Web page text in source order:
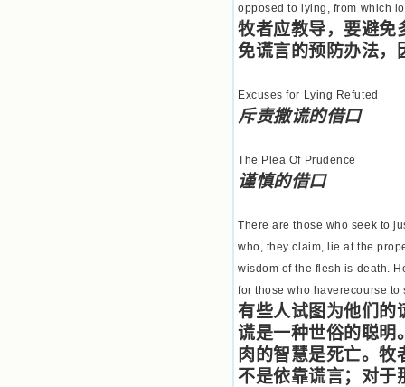
opposed to lying, from which
牧者应教导，要避免
免谎言的预防办法，
Excuses for Lying Refuted
斥责撒谎的借口
The Plea Of Prudence
谨慎的借口
There are those who seek to
who, they claim, lie at the
wisdom of the flesh is death.
for those who haverecourse
有些人试图为他们的
谎是一种世俗的聪明
肉的智慧是死亡。
不是依靠谎言；对于